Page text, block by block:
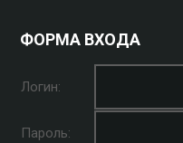
ФОРМА ВХОДА
Логин:
Пароль: